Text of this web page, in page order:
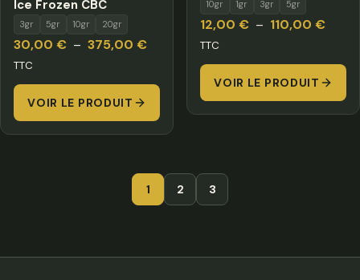
Ice Frozen CBC
3gr 5gr 10gr 20gr
30,00 € – 375,00 €Plage
prix :
30,00 €
à
TTC
VOIR LE PRODUIT
10gr 1gr 3gr 5gr
12,00 € – 110,00 €Plage
prix :
à
TTC
VOIR LE PRODUIT
1 2 3